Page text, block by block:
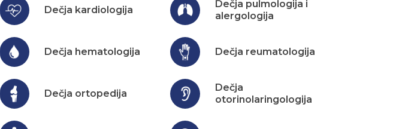
Dečja kardiologija
Dečja pulmologija i
alergologija
Dečja hematologija Dečja reumatologija
Dečja ortopedija
Dečja
otorinolaringologija